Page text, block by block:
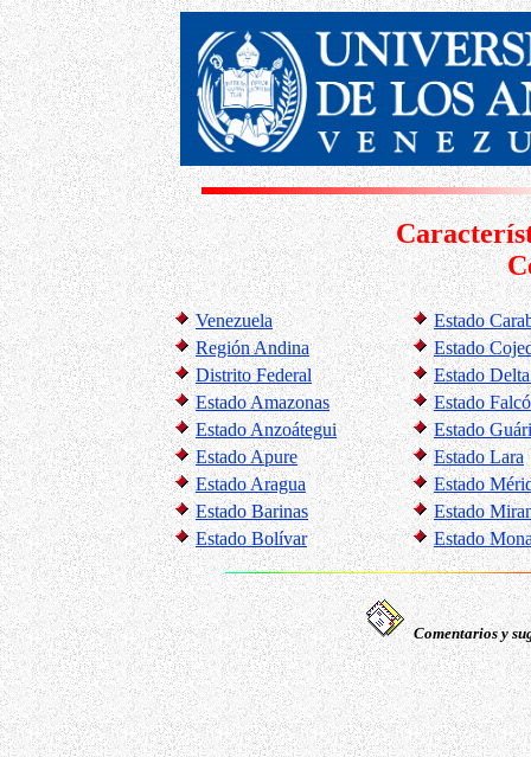
Venezuela
Estado
Región Andina
Estado
Distrito Federal
Estado
Estado Amazonas
Estado
Estado Anzoátegui
Estado
Estado Apure
Estado Lara
Estado Aragua
Estado
Estado Barinas
Estado
Estado Bolívar
Estado
Comentarios y